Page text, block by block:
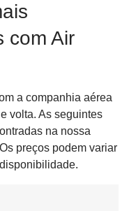
com Air
a companhia aérea
volta. As seguintes
na nossa
preços podem variar